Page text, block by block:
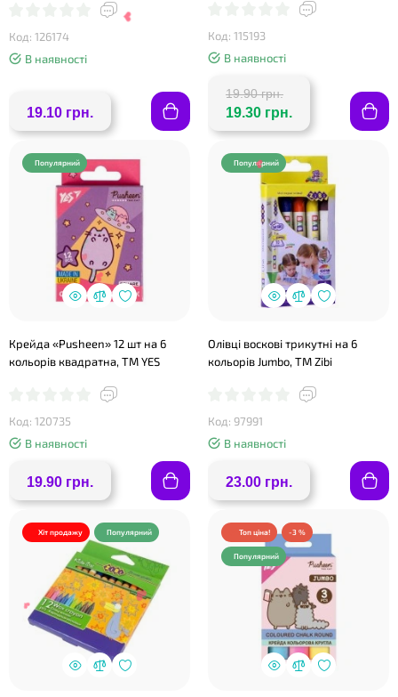
Код: 126174
В наявності
19.10 грн.
Код: 115193
В наявності
19.90 грн.
19.30 грн.
Популярний
Крейда «Pusheen» 12 шт на 6
кольорів квадратна, ТМ YES
Код: 120735
В наявності
19.90 грн.
Популярний
Олівці воскові трикутні на 6
кольорів Jumbo, TM Zibi
Код: 97991
В наявності
23.00 грн.
Хіт продажу Популярний Топ ціна! -3 %
Популярний
❤